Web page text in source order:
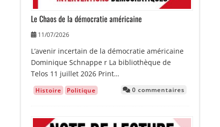
Le Chaos de la démocratie américaine
11/07/2026
L’avenir incertain de la démocratie américaine
Dominique Schnappe r La bibliothèque de
Telos 11 juillet 2026 Print…
Histoire Politique 0 commentaires
Image